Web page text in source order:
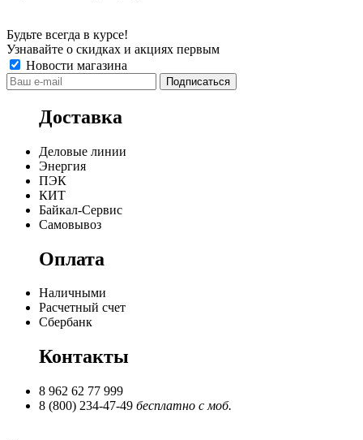
Будьте всегда в курсе!
Узнавайте о скидках и акциях первым
Новости магазина
Доставка
Деловые линии
Энергия
ПЭК
КИТ
Байкал-Сервис
Самовывоз
Оплата
Наличными
Расчетный счет
Сбербанк
Контакты
8 962 62 77 999
8 (800) 234-47-49 бесплатно с моб.